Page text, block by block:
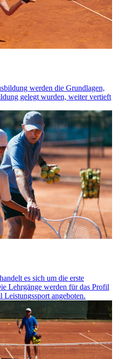
bereitgestellt haben oder
der Dienste gesammelt
können jederzeit über
und angepasst werden.
werden die Grundlagen,
gelegt wurden, weiter vertieft
es sich um die erste
Lehrgänge werden für das Profil
angeboten.